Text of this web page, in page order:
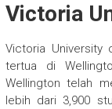
Victoria
Victoria University
tertua di
Wellington telah
lebih dari 3,900